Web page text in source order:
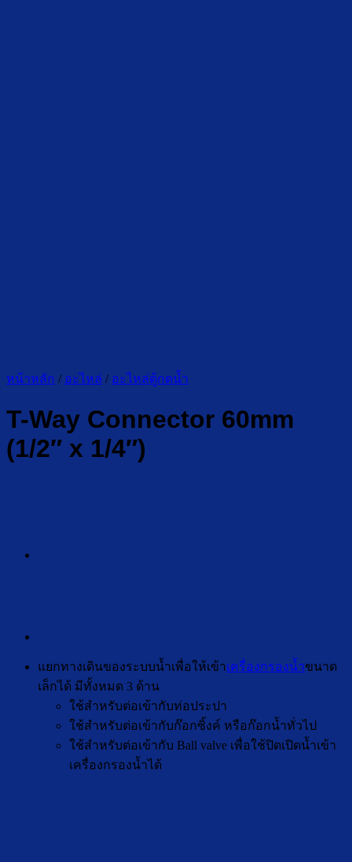
หน้าหลัก / อะไหล่ / อะไหล่ตู้กดน้ำ
T-Way Connector 60mm
(1/2″ x 1/4″)
แยกทางเดินของระบบน้ำเพื่อให้เข้าเครื่องกรองน้ำขนาด
เล็กได้ มีทั้งหมด 3 ด้าน
ใช้สำหรับต่อเข้ากับท่อประปา
ใช้สำหรับต่อเข้ากับก๊อกซิ้งค์ หรือก๊อกน้ำทั่วไป
ใช้สำหรับต่อเข้ากับ Ball valve เพื่อใช้ปิดเปิดน้ำเข้า
เครื่องกรองน้ำได้